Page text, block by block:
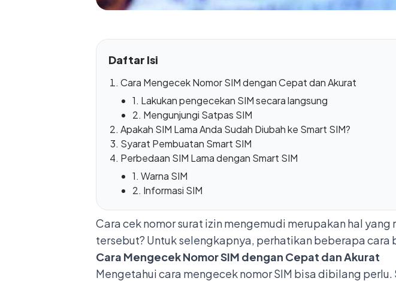
Daftar Isi
Cara Mengecek Nomor SIM dengan Cepat dan Akurat
1. Lakukan pengecekan SIM secara langsung
2. Mengunjungi Satpas SIM
Apakah SIM Lama Anda Sudah Diubah ke Smart SIM?
Syarat Pembuatan Smart SIM
Perbedaan SIM Lama dengan Smart SIM
1. Warna SIM
2. Informasi SIM
Cara cek nomor surat izin mengemudi merupakan hal
tersebut? Untuk selengkapnya, perhatikan beberapa cara
Cara Mengecek Nomor SIM dengan Cepat dan Akurat
Mengetahui cara mengecek nomor SIM bisa dibilang